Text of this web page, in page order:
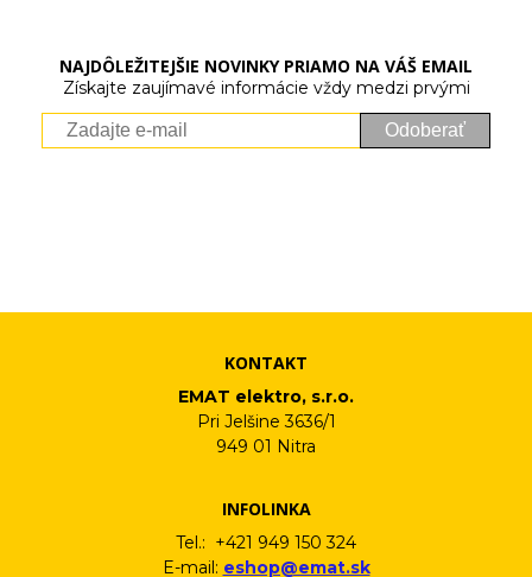
NAJDÔLEŽITEJŠIE NOVINKY PRIAMO NA VÁŠ EMAIL
Získajte zaujímavé informácie vždy medzi prvými
Odoberať
KONTAKT
EMAT elektro, s.r.o.
Pri Jelšine 3636/1
949 01 Nitra
INFOLINKA
Tel.: +421 949 150 324
E-mail: eshop@emat.sk